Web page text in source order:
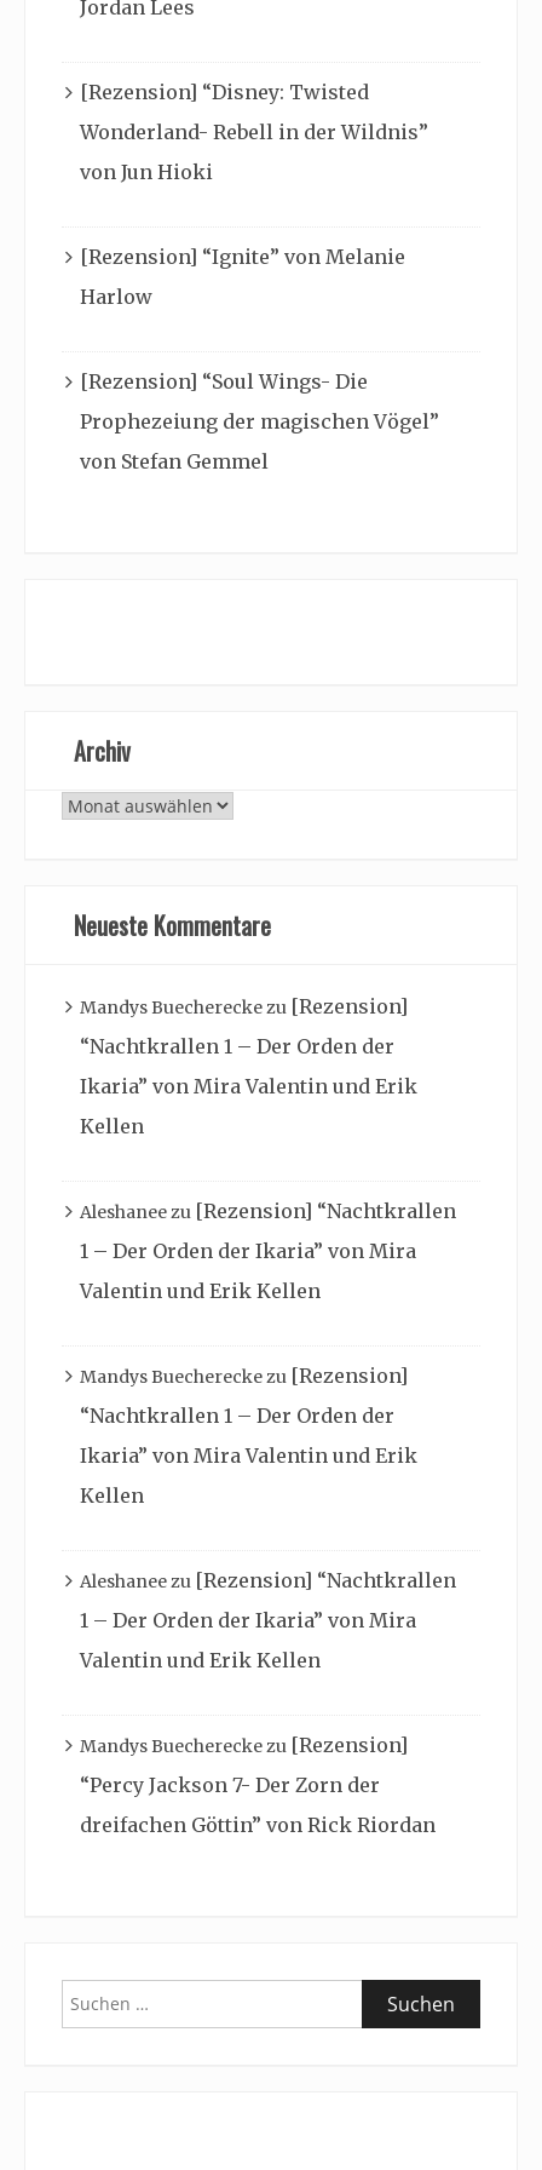
Jordan Lees
[Rezension] “Disney: Twisted
Wonderland- Rebell in der Wildnis”
von Jun Hioki
[Rezension] “Ignite” von Melanie
Harlow
[Rezension] “Soul Wings- Die
Prophezeiung der magischen Vögel”
von Stefan Gemmel
Archiv
Archiv
Neueste Kommentare
Mandys Buechereckezu [Rezension]
“Nachtkrallen 1 – Der Orden der
Ikaria” von Mira Valentin und Erik
Kellen
Aleshaneezu [Rezension] “Nachtkrallen
1 – Der Orden der Ikaria” von Mira
Valentin und Erik Kellen
Mandys Buechereckezu [Rezension]
“Nachtkrallen 1 – Der Orden der
Ikaria” von Mira Valentin und Erik
Kellen
Aleshaneezu [Rezension] “Nachtkrallen
1 – Der Orden der Ikaria” von Mira
Valentin und Erik Kellen
Mandys Buechereckezu [Rezension]
“Percy Jackson 7- Der Zorn der
dreifachen Göttin” von Rick Riordan
Suchen
nach: